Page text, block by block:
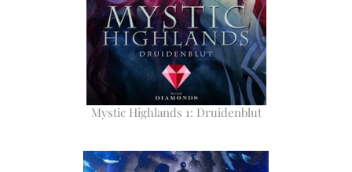
Mystic Highlands 1: Druidenblut